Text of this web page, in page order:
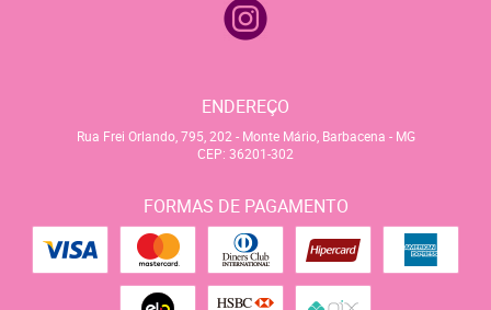
ENDEREÇO
Rua Frei Orlando, 795, 202 - Monte Mário, Barbacena - MG
CEP: 36201-302
FORMAS DE PAGAMENTO